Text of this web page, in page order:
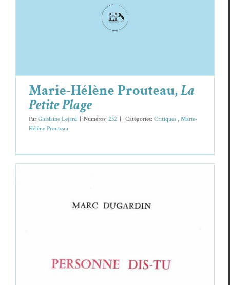
Marie-Hélène Prouteau,La
Petite Plage
ParGhislaine Lejard Numéros: 232 Caté­gories: Cri­tiques , Marie-
Hélène Prouteau